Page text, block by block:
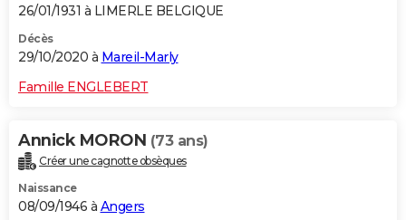
26/01/1931 à LIMERLE BELGIQUE
Décès
29/10/2020 à Mareil-Marly
Famille ENGLEBERT
Annick MORON (73 ans)
Créer une cagnotte obsèques
Naissance
08/09/1946 à Angers